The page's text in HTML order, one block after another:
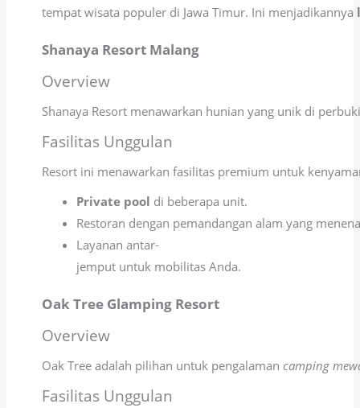
tempat wisata populer di Jawa Timur. Ini menjadikannya
Shanaya Resort Malang
Overview
Shanaya Resort menawarkan hunian yang unik di
Fasilitas Unggulan
Resort ini menawarkan fasilitas premium untuk
Private pool di beberapa unit.
Restoran dengan pemandangan alam yang
Layanan antar-
jemput untuk mobilitas Anda.
Oak Tree Glamping Resort
Overview
Oak Tree adalah pilihan untuk pengalaman camping
Fasilitas Unggulan